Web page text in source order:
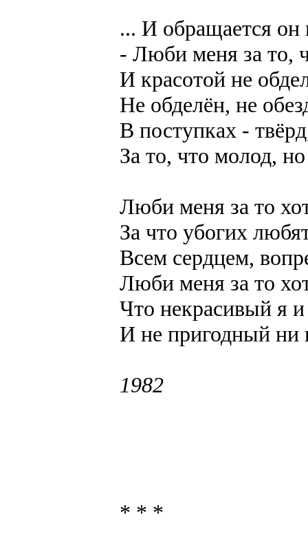
... И обращается
- Люби меня за то,
И красотой не
Не обделён, не
В поступках -
За то, что молод,
Люби меня за то
За что убогих
Всем сердцем,
Люби меня за то
Что некрасивый я
И не пригодный ни
1982
* * *